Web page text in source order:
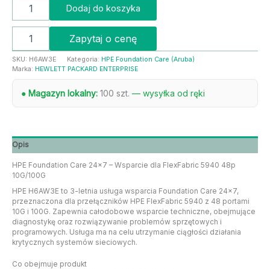
Dodaj do koszyka
Zapytaj o cenę
SKU: H6AW3E Kategoria: HPE Foundation Care (Aruba)
Marka: HEWLETT PACKARD ENTERPRISE
● Magazyn lokalny: 100 szt. — wysyłka od ręki
Opis
HPE Foundation Care 24×7 – Wsparcie dla FlexFabric 5940 48p
10G/100G
HPE H6AW3E to 3-letnia usługa wsparcia Foundation Care 24×7,
przeznaczona dla przełączników HPE FlexFabric 5940 z 48 portami
10G i 100G. Zapewnia całodobowe wsparcie techniczne, obejmujące
diagnostykę oraz rozwiązywanie problemów sprzętowych i
programowych. Usługa ma na celu utrzymanie ciągłości działania
krytycznych systemów sieciowych.
Co obejmuje produkt